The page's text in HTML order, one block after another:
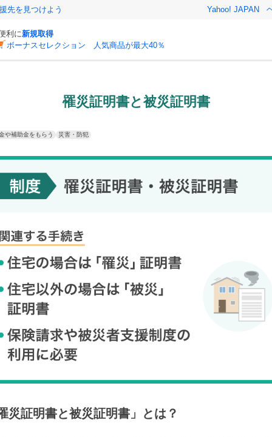
先を見つけよう Yahoo! JAPAN
利に新規取得
ボーナスセレクション 人気商品が最大40％
罹災証明書と被災証明書
や補助金をもらう 災害・防犯
災証明書と被災証明書 」とは？